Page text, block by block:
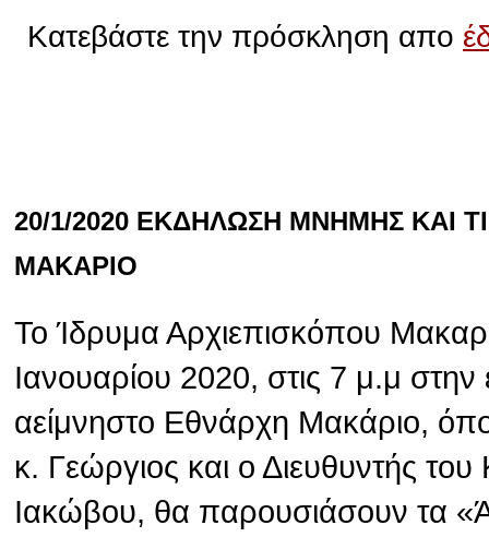
Κατεβάστε την πρόσκληση απο
20/1/2020 ΕΚΔΗΛΩΣΗ ΜΝΗΜΗΣ ΚΑΙ
ΜΑΚΑΡΙΟ
Το Ίδρυμα Αρχιεπισκόπου
Ιανουαρίου 2020, στις 7 μ.μ
αείμνηστο Εθνάρχη Μακάριο,
κ. Γεώργιος και ο Διευθυντής
Ιακώβου, θα παρουσιάσουν τα